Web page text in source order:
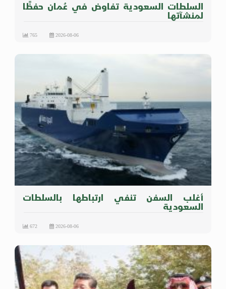
السلطات السعودية تفاوض في عُمان حفظًا
لمنشآتها
2026-08-06
765
أغلب السفن تنفي ارتباطها بالسلطات
السعودية
2026-08-06
672